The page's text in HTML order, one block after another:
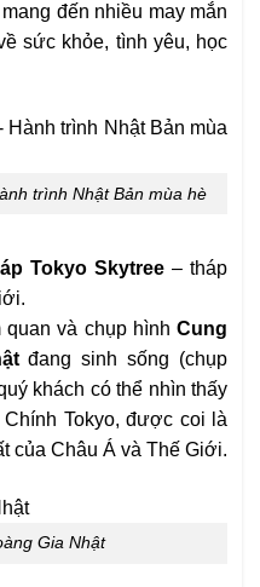
đến nhiều may mắn
sức khỏe, tình yêu, học
trình Nhật Bản mùa hè
Tokyo Skytree – tháp
quan và chụp hình Cung
đang sinh sống (chụp
khách có thể nhìn thấy
Tokyo, được coi là
của Châu Á và Thế Giới.
Gia Nhật